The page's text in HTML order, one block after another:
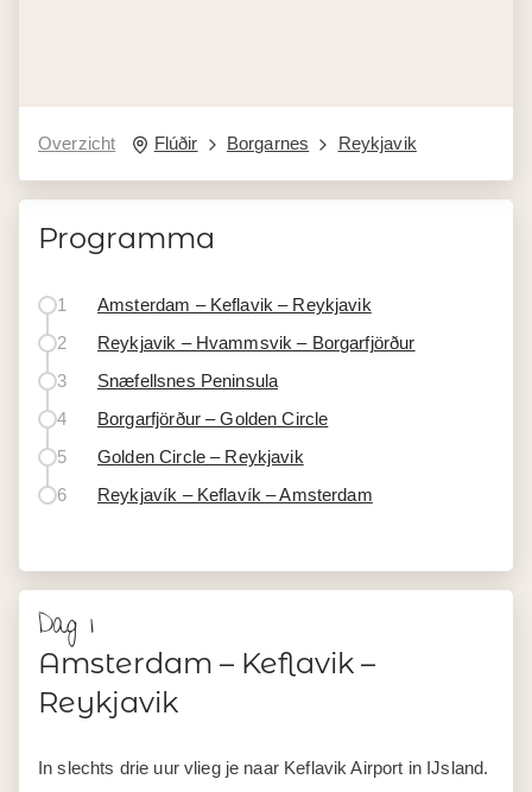
Overzicht Flúðir Borgarnes Reykjavik
Programma
1
Amsterdam – Keflavik – Reykjavik
2
Reykjavik – Hvammsvik – Borgarfjörður
3
Snæfellsnes Peninsula
4
Borgarfjörður – Golden Circle
5
Golden Circle – Reykjavik
6
Reykjavík – Keflavík – Amsterdam
Dag 1
Amsterdam – Keflavik –
Reykjavik
In slechts drie uur vlieg je naar Keflavik Airport in IJsland.